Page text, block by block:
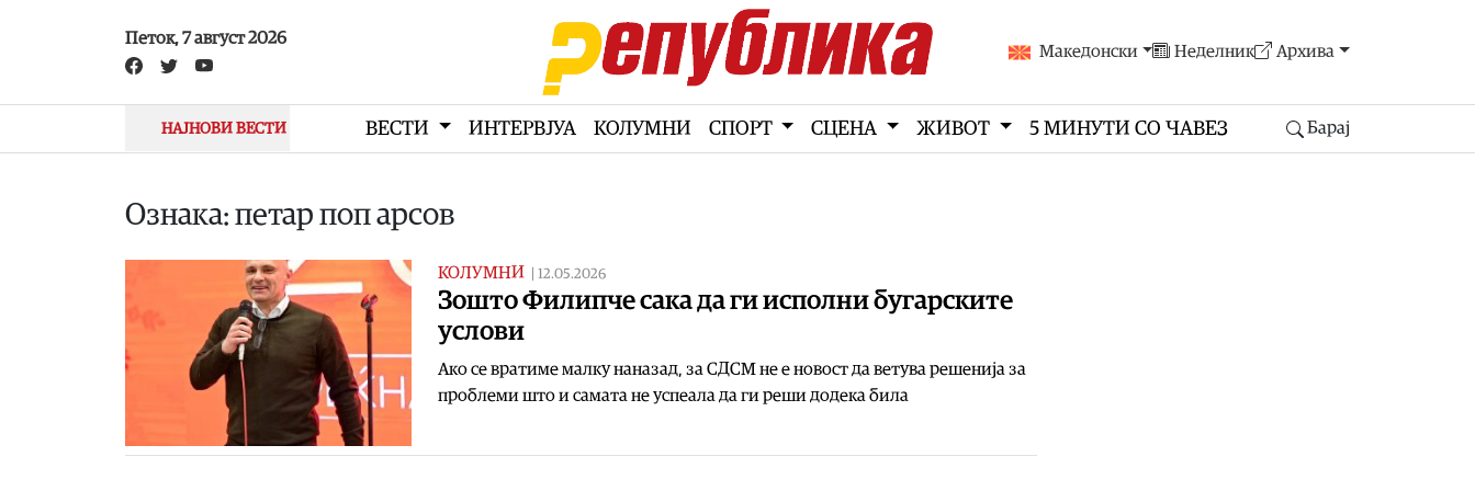
Петок, 7 август 2026
Македонски Неделник Архива
НАЈНОВИ ВЕСТИ ВЕСТИ ИНТЕРВЈУА КОЛУМНИ СПОРТ СЦЕНА ЖИВОТ 5 МИНУТИ СО ЧАВЕЗ Барај
Ознака: петар поп арсов
КОЛУМНИ | 12.05.2026
Зошто Филипче сака да ги исполни бугарските
услови
Ако се вратиме малку наназад, за СДСМ не е новост да ветува решенија за
проблеми што и самата не успеала да ги реши додека била